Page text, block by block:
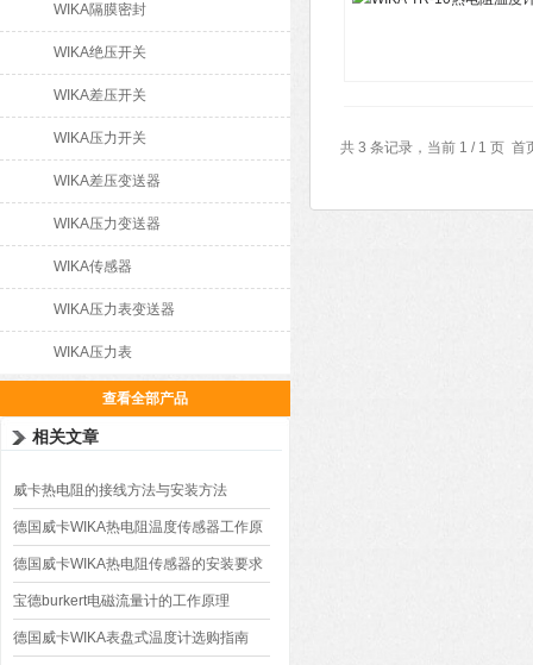
WIKA隔膜密封
WIKA绝压开关
WIKA差压开关
WIKA压力开关
WIKA差压变送器
WIKA压力变送器
WIKA传感器
WIKA压力表变送器
WIKA压力表
查看全部产品
相关文章
威卡热电阻的接线方法与安装方法
德国威卡WIKA热电阻温度传感器工作原
理
德国威卡WIKA热电阻传感器的安装要求
宝德burkert电磁流量计的工作原理
德国威卡WIKA表盘式温度计选购指南
共 3 条记录，当前 1 / 1 页